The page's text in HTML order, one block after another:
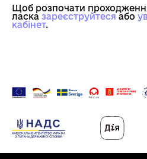
Щоб розпочати
ласка зареєструйтесяaбо
кабінет.